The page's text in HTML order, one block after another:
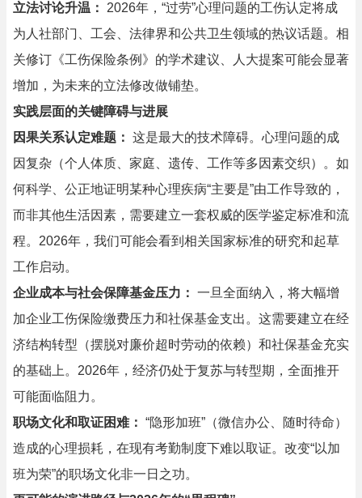
立法讨论升温：
2026年，“过劳”心理问题的工伤认定将成
为人社部门、工会、法律界和公共卫生领域的热议话题。相
关修订《工伤保险条例》的学术建议、人大提案可能会显著
增加，为未来的立法修改做铺垫。
实践层面的关键障碍与进展
因果关系认定难题： 这是最大的技术障碍。心理问题的成
因复杂（个人体质、家庭、遗传、工作等多因素交织）。如
何科学、公正地证明某种心理疾病“主要是”由工作导致的，
而非其他生活因素，需要建立一套权威的医学鉴定标准和流
程。2026年，我们可能会看到相关国家标准的研究和起草
工作启动。
企业成本与社会保障基金压力： 一旦全面纳入，将大幅增
加企业工伤保险缴费压力和社保基金支出。这需要建立在经
济结构转型（摆脱对廉价超时劳动的依赖）和社保基金充实
的基础上。2026年，经济仍处于复苏与转型期，全面推开
可能面临阻力。
职场文化和取证困难： “隐形加班”（微信办公、随时待命）
造成的心理损耗，在现有考勤制度下难以取证。改变“以加
班为荣”的职场文化非一日之功。